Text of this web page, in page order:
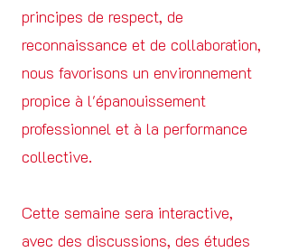
principes de respect, de
reconnaissance et de collaboration,
nous favorisons un environnement
propice à l'épanouissement
professionnel et à la performance
collective.
Cette semaine sera interactive,
avec des discussions, des études